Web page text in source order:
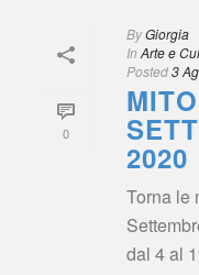
0
ByGiorgia
In Arte e
Posted3
MITO
2020
Torna le
dal 4 al